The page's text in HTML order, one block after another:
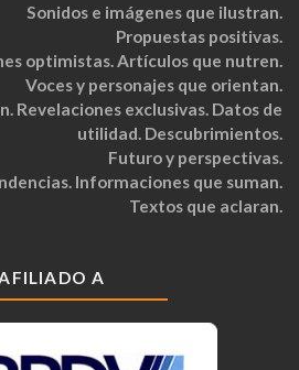
Sonidos e imágenes que ilustran.
Propuestas positivas.
optimistas. Artículos que nutren.
Voces y personajes que orientan.
Revelaciones exclusivas. Datos de
utilidad. Descubrimientos.
Futuro y perspectivas.
Informaciones que suman.
Textos que aclaran.
A